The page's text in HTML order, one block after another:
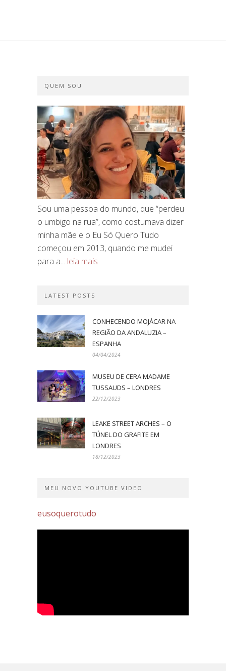
QUEM SOU
Sou uma pessoa do mundo, que “perdeu
o umbigo na rua”, como costumava dizer
minha mãe e o Eu Só Quero Tudo
começou em 2013, quando me mudei
para a... leia mais
LATEST POSTS
CONHECENDO MOJÁCAR NA
REGIÃO DA ANDALUZIA –
ESPANHA
04/04/2024
MUSEU DE CERA MADAME
TUSSAUDS – LONDRES
22/12/2023
LEAKE STREET ARCHES – O
TÚNEL DO GRAFITE EM
LONDRES
18/12/2023
MEU NOVO YOUTUBE VIDEO
eusoquerotudo